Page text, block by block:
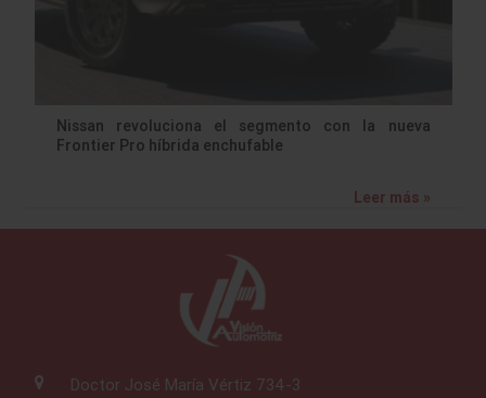
Nissan revoluciona el segmento con la nueva
Frontier Pro híbrida enchufable
Leer más »
Doctor José María Vértiz 734-3